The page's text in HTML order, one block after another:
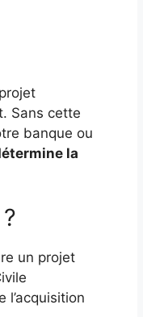
Sans cette
banque ou
la
un projet
l’acquisition